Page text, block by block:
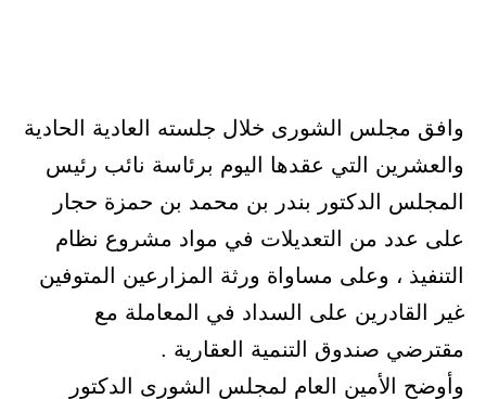
وافق مجلس الشورى خلال جلسته العادية الحادية
والعشرين التي عقدها اليوم برئاسة نائب رئيس
المجلس الدكتور بندر بن محمد بن حمزة حجار
على عدد من التعديلات في مواد مشروع نظام
التنفيذ ، وعلى مساواة ورثة المزارعين المتوفين
غير القادرين على السداد في المعاملة مع
مقترضي صندوق التنمية العقارية .
وأوضح الأمين العام لمجلس الشورى الدكتور